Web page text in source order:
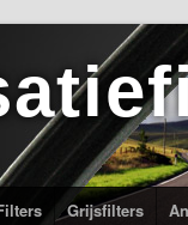
Grijsfilters